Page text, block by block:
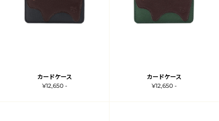
カードケース
¥12,650 -
カードケース
¥12,650 -